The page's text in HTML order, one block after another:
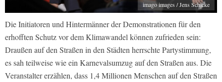
imago images / Jens Schicke
Die Initiatoren und Hintermänner der Demonstrationen für den
erhofften Schutz vor dem Klimawandel können zufrieden sein:
Draußen auf den Straßen in den Städten herrschte Partystimmung,
es sah teilweise wie ein Karnevalsumzug auf den Straßen aus. Die
Veranstalter erzählen, dass 1,4 Millionen Menschen auf den Straßen